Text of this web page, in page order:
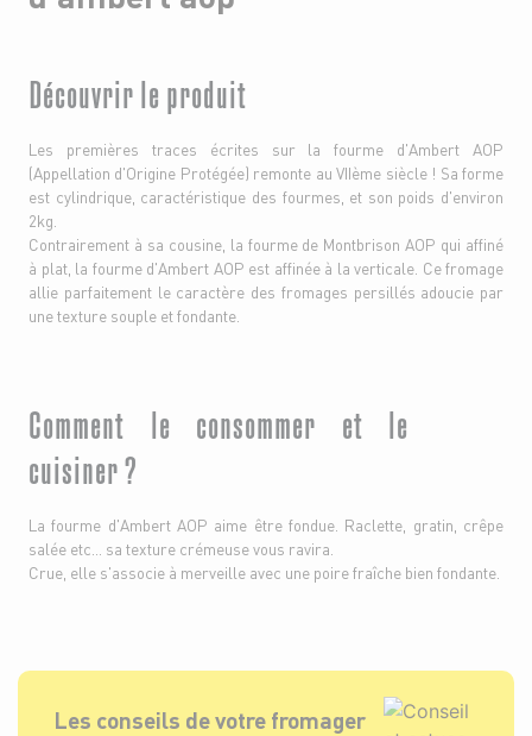
Découvrir le produit
Les premières traces écrites sur la fourme d'Ambert AOP
(Appellation d'Origine Protégée) remonte au VIIème siècle ! Sa forme
est cylindrique, caractéristique des fourmes, et son poids d'environ
2kg.
Contrairement à sa cousine, la fourme de Montbrison AOP qui affiné
à plat, la fourme d'Ambert AOP est affinée à la verticale. Ce fromage
allie parfaitement le caractère des fromages persillés adoucie par
une texture souple et fondante.
Comment le consommer et le
cuisiner ?
La fourme d'Ambert AOP aime être fondue. Raclette, gratin, crêpe
salée etc… sa texture crémeuse vous ravira.
Crue, elle s'associe à merveille avec une poire fraîche bien fondante.
Les conseils de votre fromager